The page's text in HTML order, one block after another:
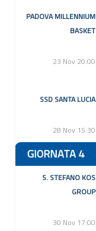
PADOVA MILLENNIUM
BASKET
23 Nov 20:00
SSD SANTA LUCIA
28 Nov 15:30
GIORNATA 4
S. STEFANO KOS
GROUP
30 Nov 17:00